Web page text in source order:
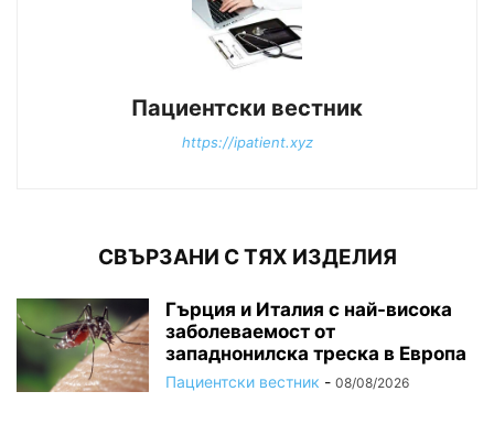
Пациентски вестник
https://ipatient.xyz
СВЪРЗАНИ С ТЯХ ИЗДЕЛИЯ
Гърция и Италия с най-висока
заболеваемост от
западнонилска треска в Европа
Пациентски вестник - 08/08/2026